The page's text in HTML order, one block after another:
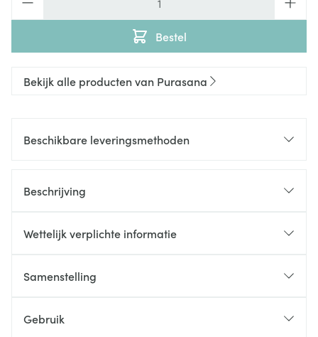
Bestel
Bekijk alle producten van Purasana
Beschikbare leveringsmethoden
Beschrijving
Wettelijk verplichte informatie
Samenstelling
Gebruik